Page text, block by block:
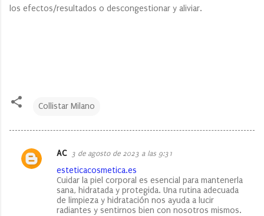
los efectos/resultados o descongestionar y aliviar.
Collistar Milano
C
AC 3 de agosto de 2023 a las 9:31
esteticacosmetica.es
Cuidar la piel corporal es esencial para mantenerla
sana, hidratada y protegida. Una rutina adecuada
de limpieza y hidratación nos ayuda a lucir
radiantes y sentirnos bien con nosotros mismos.